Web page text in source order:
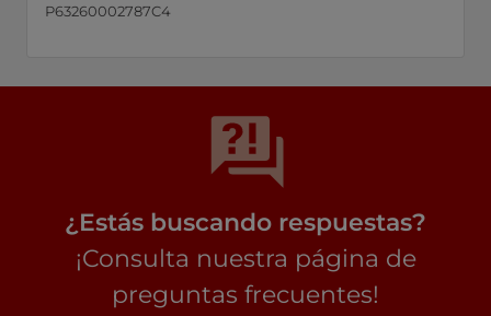
P63260002787C4
¿Estás buscando respuestas?
¡Consulta nuestra página de
preguntas frecuentes!